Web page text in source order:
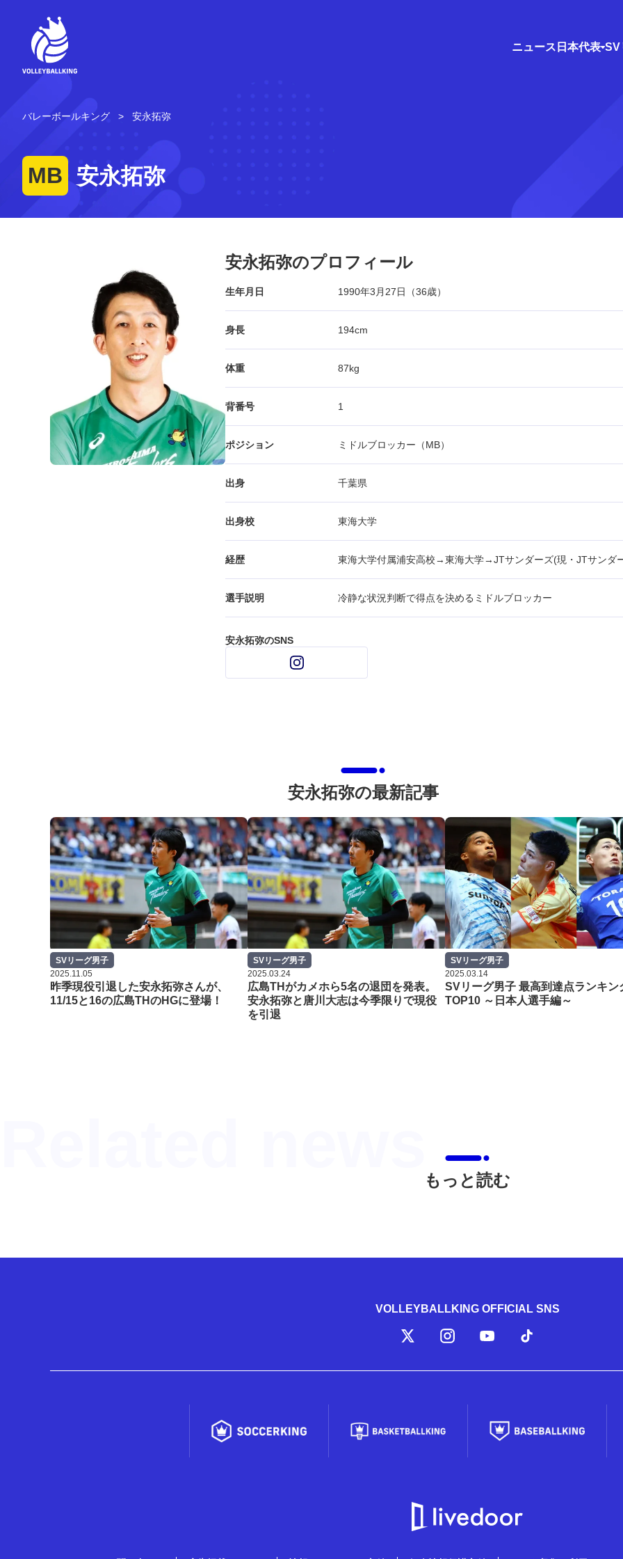
ニュース 日本代表 SV
バレーボールキング 安永拓弥
MB 安永拓弥
安永拓弥のプロフィール
生年月日 1990年3月27日（36歳）
身長 194cm
体重 87kg
背番号 1
ポジション ミドルブロッカー（MB）
出身 千葉県
出身校 東海大学
経歴 東海大学付属浦安高校→東海大学→JTサンダーズ(現・JTサンダ
選手説明 冷静な状況判断で得点を決めるミドルブロッカー
安永拓弥のSNS
安永拓弥の最新記事
SVリーグ男子
2025.11.05
昨季現役引退した安永拓弥さんが、
11/15と16の広島THのHGに登場！
SVリーグ男子
2025.03.24
広島THがカメホら5名の退団を発表。
安永拓弥と唐川大志は今季限りで現役
を引退
SVリーグ男子
2025.03.14
SVリーグ男子 最高到達点ランキン
TOP10 ～日本人選手編～
もっと読む
VOLLEYBALLKING OFFICIAL SNS